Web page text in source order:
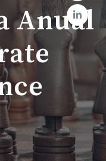
Anual